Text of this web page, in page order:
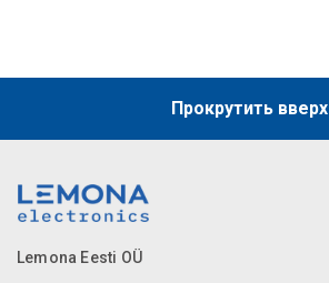
Прокрутить вверх
Lemona Eesti OÜ